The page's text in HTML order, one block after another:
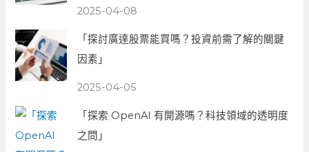
2025-04-08
「探討廣達股票能買嗎？投資前需了解的關鍵
因素」
2025-04-05
「探索 OpenAI 有開源嗎？科技領域的透明度
之問」